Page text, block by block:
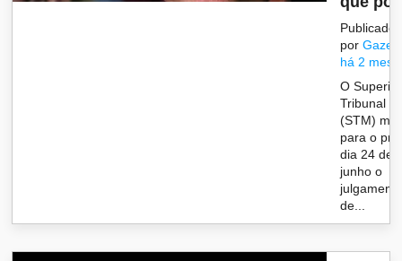
Publicado
por
há 2
O Superior
Tribunal
(STM)
para o
dia 24 de
junho o
de...